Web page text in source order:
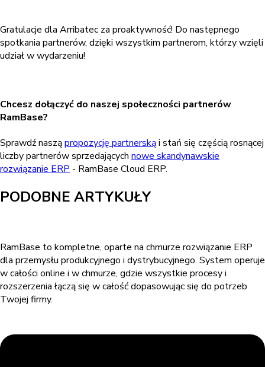
Gratulacje dla Arribatec za proaktywność! Do następnego
spotkania partnerów, dzięki wszystkim partnerom, którzy wzięli
udział w wydarzeniu!
Chcesz dołączyć do naszej społeczności partnerów
RamBase?
Sprawdź nasząpropozycję partnerskąi stań się częścią rosnącej
liczby partnerów sprzedających nowe skandynawskie
rozwiązanie ERP - RamBase Cloud ERP.
PODOBNE ARTYKUŁY
RamBase to kompletne, oparte na chmurze rozwiązanie ERP
dla przemysłu produkcyjnego i dystrybucyjnego. System operuje
w całości online i w chmurze, gdzie wszystkie procesy i
rozszerzenia łączą się w całość dopasowując się do potrzeb
Twojej firmy.